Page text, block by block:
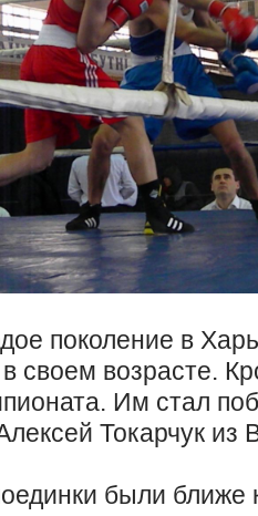
поколение в
своем возрасте.
Им стал
Токарчук из
были ближе